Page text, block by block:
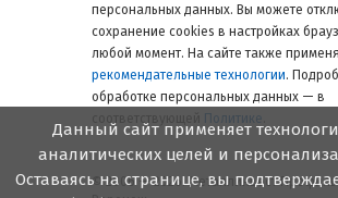
персональных данных. Вы можете
сохранение cookies в настройках
любой момент. На сайте также
рекомендательные технологии.
обработке персональных данных — в
Политике
© 2006 — 2026. Металлинвест
Данный сайт применяет
аналитических целей и
Оставаясь на странице, вы